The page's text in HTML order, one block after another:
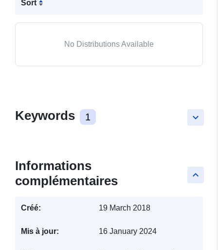
Sort
No Distributions Available
keyboard_arrow_down
Keywords 1
keyboard_arrow_up
Informations
complémentaires
Créé: 19 March 2018
Mis à jour: 16 January 2024